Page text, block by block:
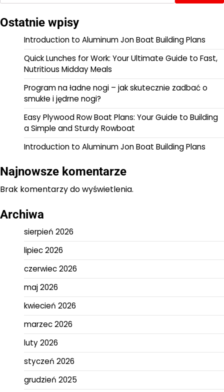
Ostatnie wpisy
Introduction to Aluminum Jon Boat Building Plans
Quick Lunches for Work: Your Ultimate Guide to Fast,
Nutritious Midday Meals
Program na ładne nogi – jak skutecznie zadbać o
smukłe i jędrne nogi?
Easy Plywood Row Boat Plans: Your Guide to Building
a Simple and Sturdy Rowboat
Introduction to Aluminum Jon Boat Building Plans
Najnowsze komentarze
Brak komentarzy do wyświetlenia.
Archiwa
sierpień 2026
lipiec 2026
czerwiec 2026
maj 2026
kwiecień 2026
marzec 2026
luty 2026
styczeń 2026
grudzień 2025